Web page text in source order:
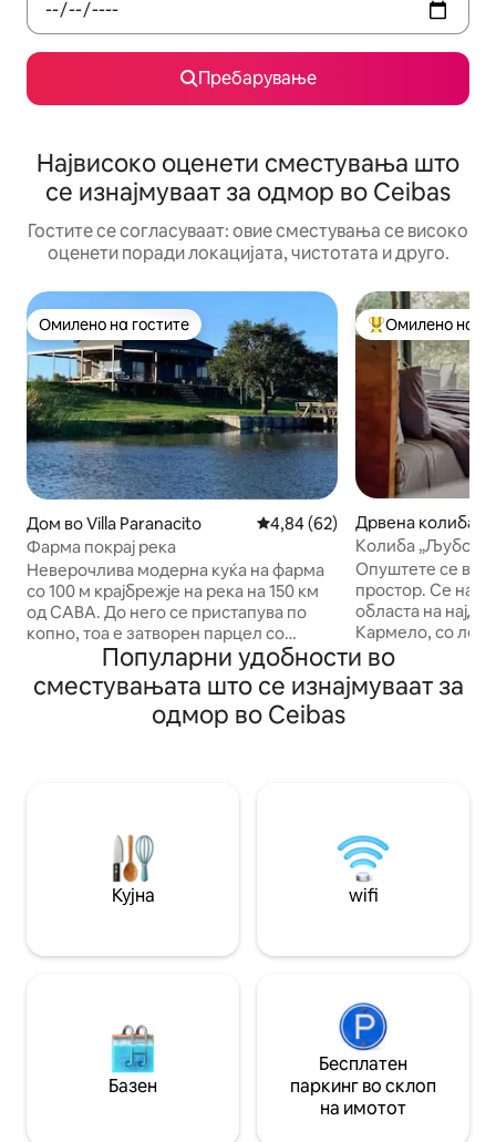
Пребарување
Највисоко оценети сместувања што
се изнајмуваат за одмор во Ceibas
Гостите се согласуваат: овие сместувања се високо
оценети поради локацијата, чистотата и друго.
Омилено на гостите
Омилено на гостите
Дом во Villa Paranacito Просечна оцена: 4,84 од 5,
4,84 (62)
Фарма покрај река
Неверочлива модерна куќа на фарма
со 100 м крајбрежје на река на 150 км
од CABA. До него се пристапува по
копно, тоа е затворен парцел со
чакри, со патишта кои не ги користат
трети страни. На 20 минути од градот
Вила Паранацито. Има шпорет со
скара, рибарски пристаниште, пловна
многу блиску до градот. Се изнајмува
само за семејна употреба.
МеѓуОмилено на
Дрвена колиба
Колиба
Опуштете се во
простор. Се
областа на
Кармело, со
пешачење...
во областа Келн
уникатни и
Ние сме
Популарни удобности во
сместувањата што се изнајмуваат за
одмор во Ceibas
Кујна wifi
Базен
Бесплатен
паркинг во склоп
на имотот